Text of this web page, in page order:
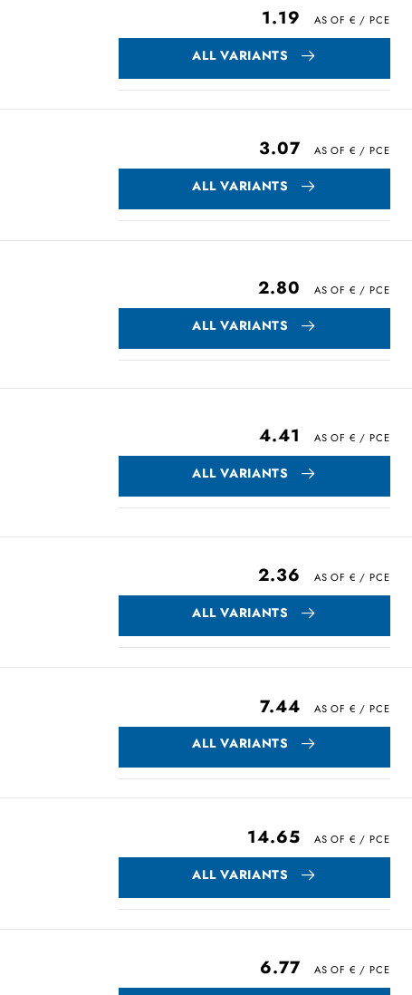
1.19
ALL VARIANTS
3.07
ALL VARIANTS
2.80
ALL VARIANTS
4.41
ALL VARIANTS
2.36
ALL VARIANTS
7.44
ALL VARIANTS
14.65
ALL VARIANTS
6.77